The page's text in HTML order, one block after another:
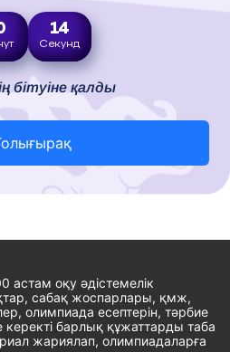
13
Секунд
бітуіне қалды
астам оқу әдістемелік
сабақ жоспарлары, қмж,
олимпиада есептерін, тәрбие
керекті барлық құжаттарды таба
жариялап, олимпиадаларға